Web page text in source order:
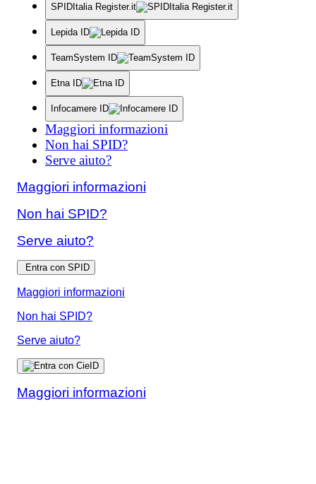
SPIDItalia Register.it
Lepida ID
TeamSystem ID
Etna ID
Infocamere ID
Maggiori informazioni
Non hai SPID?
Serve aiuto?
Maggiori informazioni
Non hai SPID?
Serve aiuto?
Entra con SPID
Maggiori informazioni
Non hai SPID?
Serve aiuto?
Maggiori informazioni